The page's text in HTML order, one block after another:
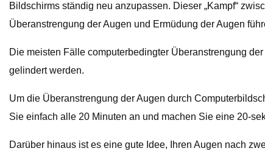
Bildschirms ständig neu anzupassen. Dieser „Kampf“
Überanstrengung der Augen und Ermüdung der Augen
Die meisten Fälle computerbedingter Überanstrengung
gelindert werden.
Um die Überanstrengung der Augen durch
Sie einfach alle 20 Minuten an und machen Sie eine 20-
Darüber hinaus ist es eine gute Idee, Ihren Augen nach